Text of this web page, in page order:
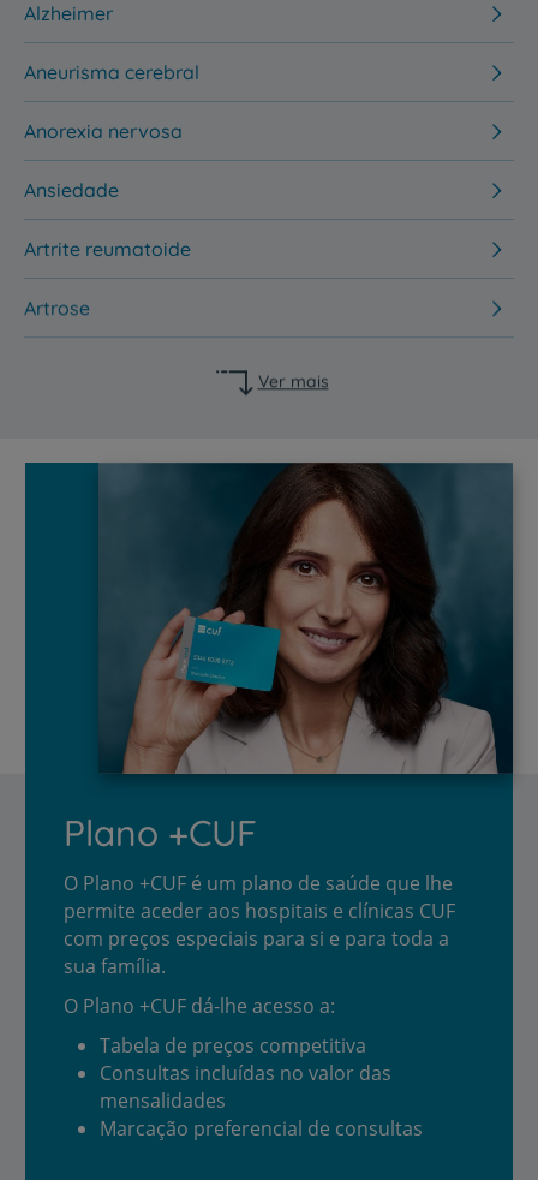
Alzheimer
Aneurisma cerebral
Anorexia nervosa
Ansiedade
Artrite reumatoide
Artrose
Ver mais
Plano +CUF
O Plano +CUF é um plano de saúde que lhe
permite aceder aos hospitais e clínicas CUF
com preços especiais para si e para toda a
sua família.
O Plano +CUF dá-lhe acesso a:
Tabela de preços competitiva
Consultas incluídas no valor das
mensalidades
Marcação preferencial de consultas